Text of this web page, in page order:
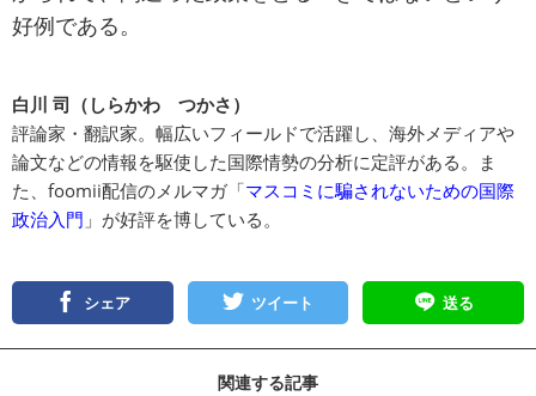
好例である。
白川 司（しらかわ つかさ）
評論家・翻訳家。幅広いフィールドで活躍し、海外メディアや
論文などの情報を駆使した国際情勢の分析に定評がある。ま
た、foomii配信のメルマガ「マスコミに騙されないための国際
政治入門 」が好評を博している。
シェア ツイート 送る
関連する記事